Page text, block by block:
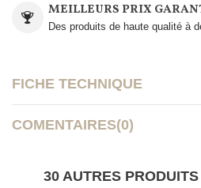
MEILLEURS PRIX
Des produits de haute qualité à
FICHE TECHNIQUE
COMENTAIRES(0)
30 AUTRES